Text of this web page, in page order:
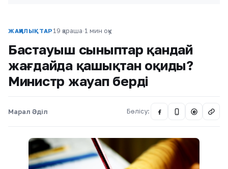
ЖАҢАЛЫҚТАР 19 қараша·1 мин оқу
Бастауыш сыныптар қандай
жағдайда қашықтан оқиды?
Министр жауап берді
Марал Әділ Бөлісу: @